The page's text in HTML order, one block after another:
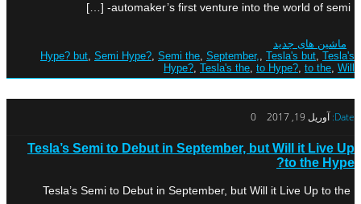
automaker’s first venture into the world of semi- […]
ماشین های جدید
Hype? but, Semi Hype?, Semi the, September,, Tesla's but, Tesla's
Hype?, Tesla's the, to Hype?, to the, Will
Date: آوریل 19, 2017 0
Tesla’s Semi to Debut in September, but Will it Live Up
to the Hype?
Tesla’s Semi to Debut in September, but Will it Live Up to the